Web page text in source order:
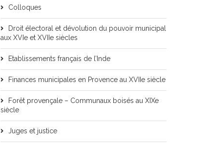
Colloques
Droit électoral et dévolution du pouvoir municipal
aux XVIe et XVIIe siècles
Etablissements français de l’Inde
Finances municipales en Provence au XVIIe siècle
Forêt provençale – Communaux boisés au XIXe
siècle
Juges et justice